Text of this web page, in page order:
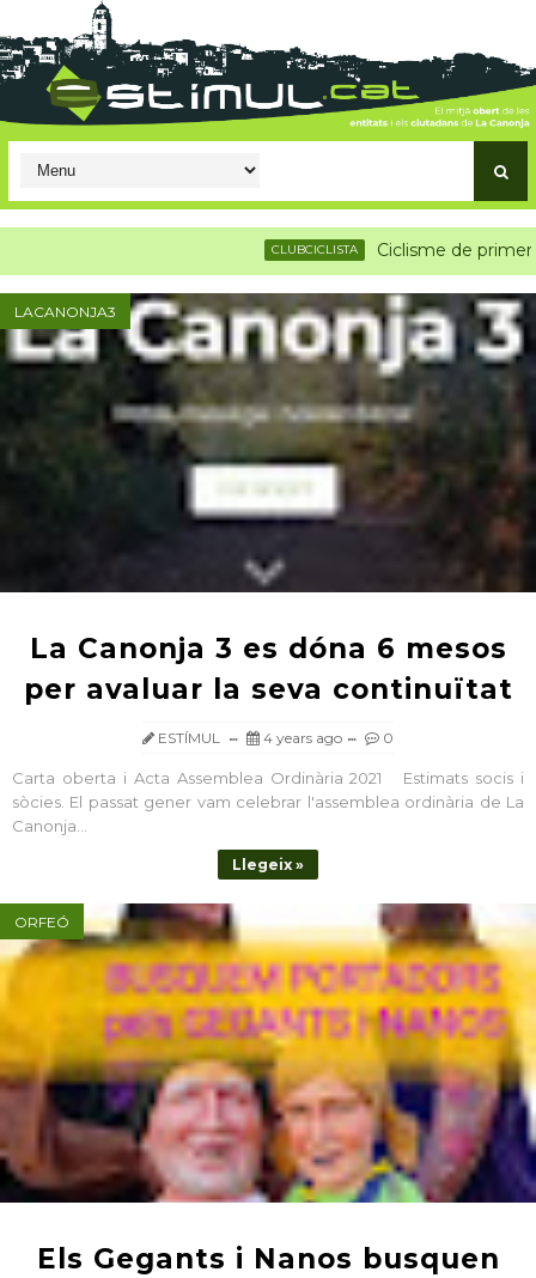
CLUBCICLISTA Ciclisme de primer
LACANONJA3
La Canonja 3 es dóna 6 mesos
per avaluar la seva continuïtat
ESTÍMUL 4 years ago 0
Carta oberta i Acta Assemblea Ordinària 2021 Estimats socis i
sòcies. El passat gener vam celebrar l'assemblea ordinària de La
Canonja...
Llegeix »
ORFEÓ
Els Gegants i Nanos busquen